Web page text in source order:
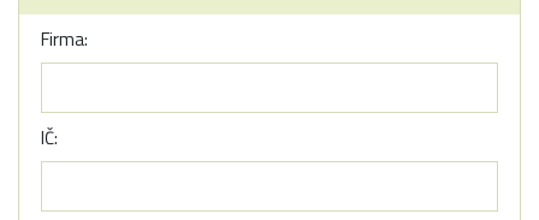
Firma:
IČ: